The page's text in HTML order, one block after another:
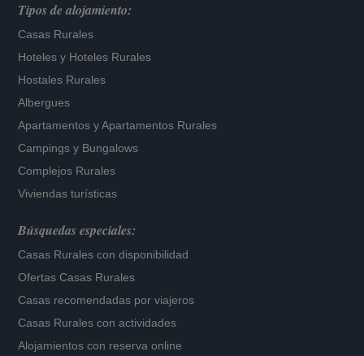
Tipos de alojamiento:
Casas Rurales
Hoteles y Hoteles Rurales
Hostales Rurales
Albergues
Apartamentos yApartamentos Rurales
Campings y Bungalows
Complejos Rurales
Viviendas turísticas
Búsquedas especiales:
Casas Rurales con disponibilidad
Ofertas Casas Rurales
Casas recomendadas por viajeros
Casas Rurales con actividades
Alojamientos con reserva online